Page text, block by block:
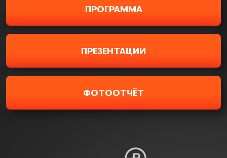
ПРОГРАММА
ПРЕЗЕНТАЦИИ
ФОТООТЧЁТ